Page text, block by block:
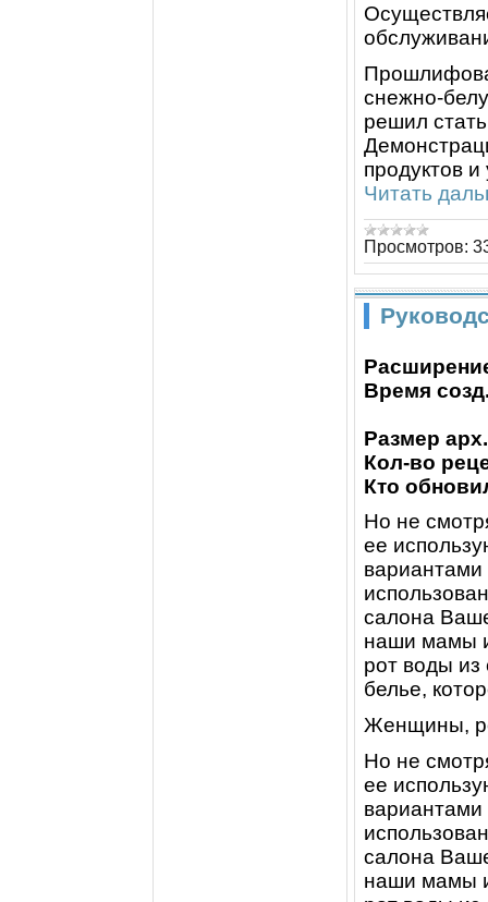
снежно-
решил
продуктов
Читать
Просмотров:
Время
Размер
Кол-во
Кто
Но не
ее
вариантами
салона
наши мамы
рот воды из
белье,
Женщины,
Но не
ее
вариантами
салона
наши мамы